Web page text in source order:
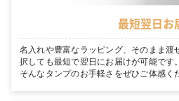
最短翌日お
名入れや豊富なラッピング、そのまま渡
択しても最短で翌日にお届けが可能です
そんなタンプのお手軽さをぜひご体感く